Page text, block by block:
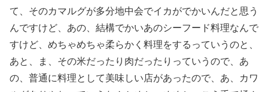
て、そのカマルグが多分地中会でイカがでかいんだと思う
んですけど、あの、結構でかいあのシーフード料理なんで
すけど、めちゃめちゃ柔らかく料理をするっていうのと、
あと、ま、その米だったり肉だったりっていうので、あ
の、普通に料理として美味しい店があったので、あ、カワ